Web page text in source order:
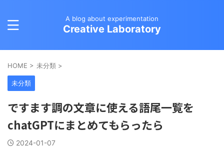
A blog about experimentation
Creative Laboratory
HOME > 未分類 >
未分類
ですます調の文章に使える語尾一覧を
chatGPTにまとめてもらったら
2024-01-07